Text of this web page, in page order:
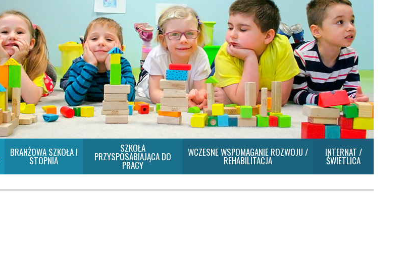
BRANŻOWA SZKOŁA I
STOPNIA
SZKOŁA
PRZYSPOSABIAJĄCA DO
PRACY
WCZESNE WSPOMAGANIE ROZWOJU /
REHABILITACJA
INTERNAT /
ŚWIETLICA